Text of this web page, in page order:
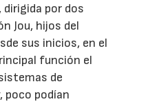
por dos
Jou, hijos del
sus inicios, en el
función el
de
poco podían